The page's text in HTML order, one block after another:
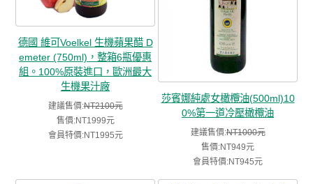
德國 維可Voelkel 生機蘋果醋 D
emeter (750ml)，整箱6瓶優惠
組。100%原裝進口，歐洲最大
生機果汁廠
建議售價:NT2100元
售價:NT1999元
會員特價:NT1995元
莎賓娜純處女橄欖油(500ml)10
0%第一道冷壓橄欖油
建議售價:NT1000元
售價:NT949元
會員特價:NT945元